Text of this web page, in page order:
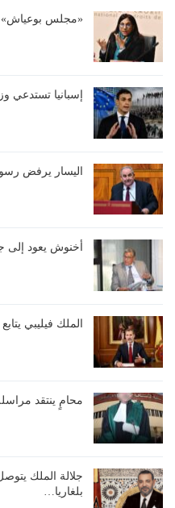
«مجلس بوعياش»
إسبانيا تستدعي
اليسار يرفض
أخنوش يعود إلى جماعة
الملك فيليبي
محامٍ ينتقد
جلالة الملك
بلغاريا…